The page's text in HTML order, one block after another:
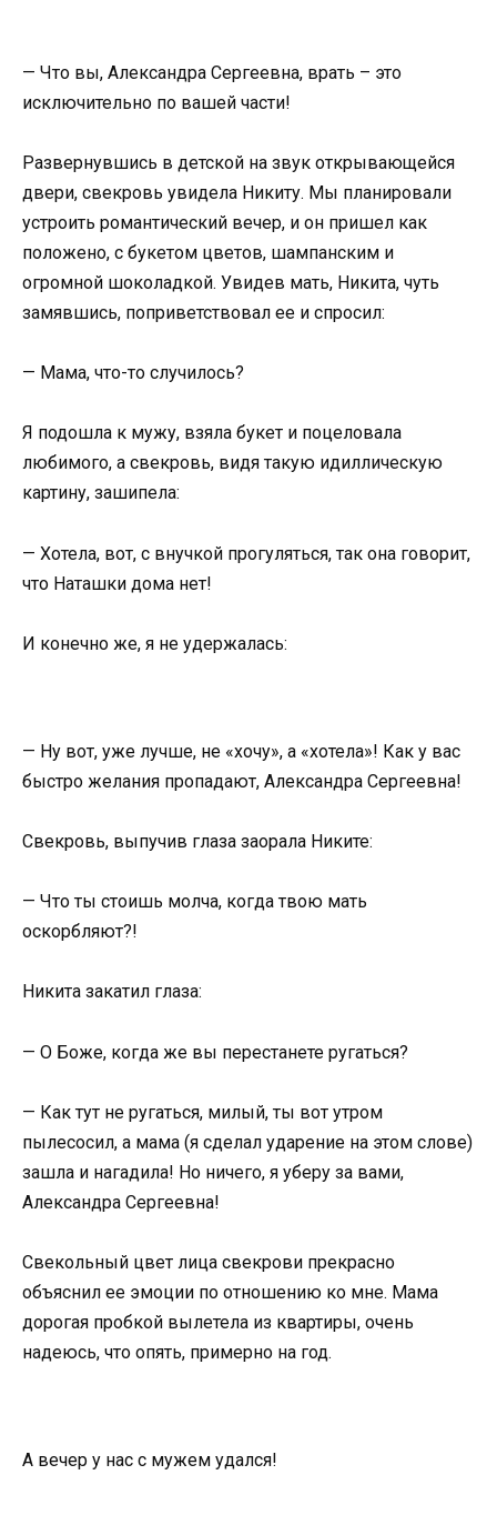
— Что вы, Александра Сергеевна, врать – это
исключительно по вашей части!
Развернувшись в детской на звук открывающейся
двери, свекровь увидела Никиту. Мы планировали
устроить романтический вечер, и он пришел как
положено, с букетом цветов, шампанским и
огромной шоколадкой. Увидев мать, Никита, чуть
замявшись, поприветствовал ее и спросил:
— Мама, что-то случилось?
Я подошла к мужу, взяла букет и поцеловала
любимого, а свекровь, видя такую идиллическую
картину, зашипела:
— Хотела, вот, с внучкой прогуляться, так она говорит,
что Наташки дома нет!
И конечно же, я не удержалась:
— Ну вот, уже лучше, не «хочу», а «хотела»! Как у вас
быстро желания пропадают, Александра Сергеевна!
Свекровь, выпучив глаза заорала Никите:
— Что ты стоишь молча, когда твою мать
оскорбляют?!
Никита закатил глаза:
— О Боже, когда же вы перестанете ругаться?
— Как тут не ругаться, милый, ты вот утром
пылесосил, а мама (я сделал ударение на этом слове)
зашла и нагадила! Но ничего, я уберу за вами,
Александра Сергеевна!
Свекольный цвет лица свекрови прекрасно
объяснил ее эмоции по отношению ко мне. Мама
дорогая пробкой вылетела из квартиры, очень
надеюсь, что опять, примерно на год.
А вечер у нас с мужем удался!